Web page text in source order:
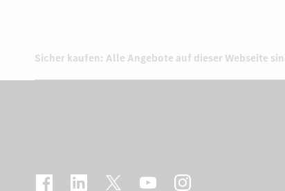
Sicher kaufen: Alle Angebote auf dieser Webseite